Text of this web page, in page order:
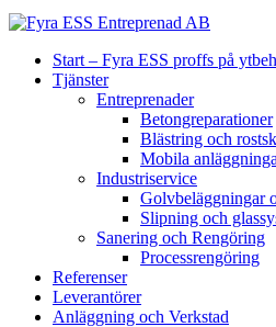
Start – Fyra ESS proffs på
Tjänster
Entreprenader
Betongreparationer
Blästring och
Mobila
Industriservice
Golvbeläggningar
Slipning och
Sanering och Rengöring
Processrengöring
Referenser
Leverantörer
Anläggning och Verkstad